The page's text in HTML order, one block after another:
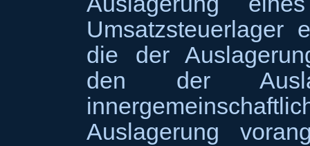
Umsatzsteuerlager
die der
den der
Auslagerung